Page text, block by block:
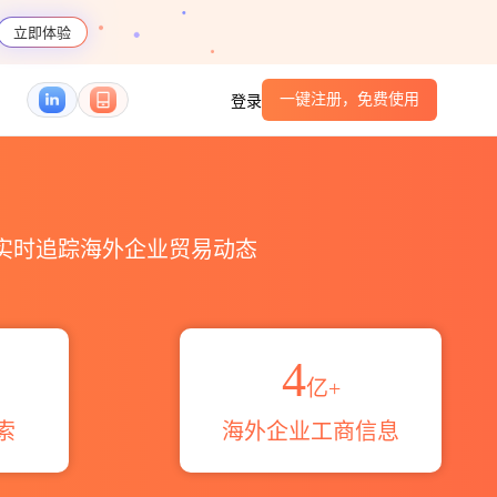
立即体验
登录 一键注册，免费使用
时追踪海外企业贸易动态
4亿+
海外企业工商信息